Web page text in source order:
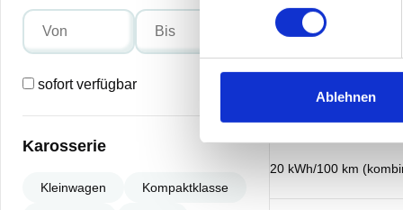
Ablehnen
sofort verfügbar
Karosserie
Kleinwagen Kompaktklasse
20 kWh/100 km